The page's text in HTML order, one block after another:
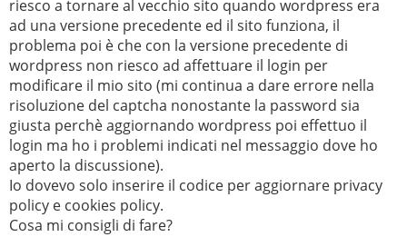
riesco a tornare al vecchio sito quando wordpress era
ad una versione precedente ed il sito funziona, il
problema poi è che con la versione precedente di
wordpress non riesco ad affettuare il login per
modificare il mio sito (mi continua a dare errore nella
risoluzione del captcha nonostante la password sia
giusta perchè aggiornando wordpress poi effettuo il
login ma ho i problemi indicati nel messaggio dove ho
aperto la discussione).
Io dovevo solo inserire il codice per aggiornare privacy
policy e cookies policy.
Cosa mi consigli di fare?